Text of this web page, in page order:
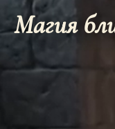
Магия